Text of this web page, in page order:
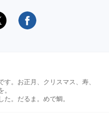
。お正月、クリスマス、寿、
。だるま。めで鯛。